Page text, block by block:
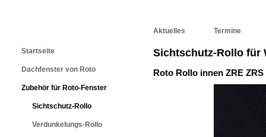
Startseite
Dachfenster von Roto
Zubehör für Roto-Fenster
Sichtschutz-Rollo
Verdunkelungs-Rollo
Aktuelles Termine
Sichtschutz-Rollo für
Roto Rollo innen ZRE ZRS